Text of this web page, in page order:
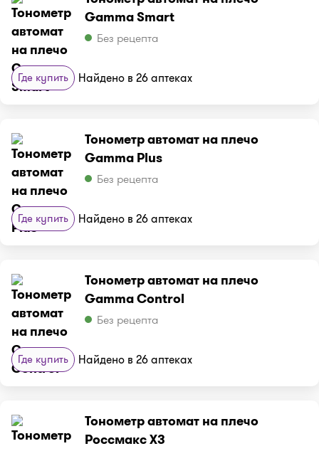
Gamma Smart
Без рецепта
Где купить Найдено в 26 аптеках
Тонометр автомат на плечо
Gamma Plus
Без рецепта
Где купить Найдено в 26 аптеках
Тонометр автомат на плечо
Gamma Control
Без рецепта
Где купить Найдено в 26 аптеках
Тонометр автомат на плечо
Россмакс X3